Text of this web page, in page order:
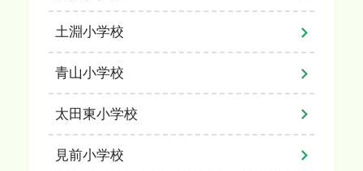
土淵小学校
青山小学校
太田東小学校
見前小学校